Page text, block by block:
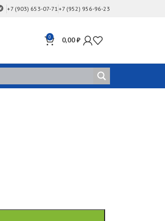
+7 (903) 653-07-71 +7 (952) 956-96-23
0 0,00₽